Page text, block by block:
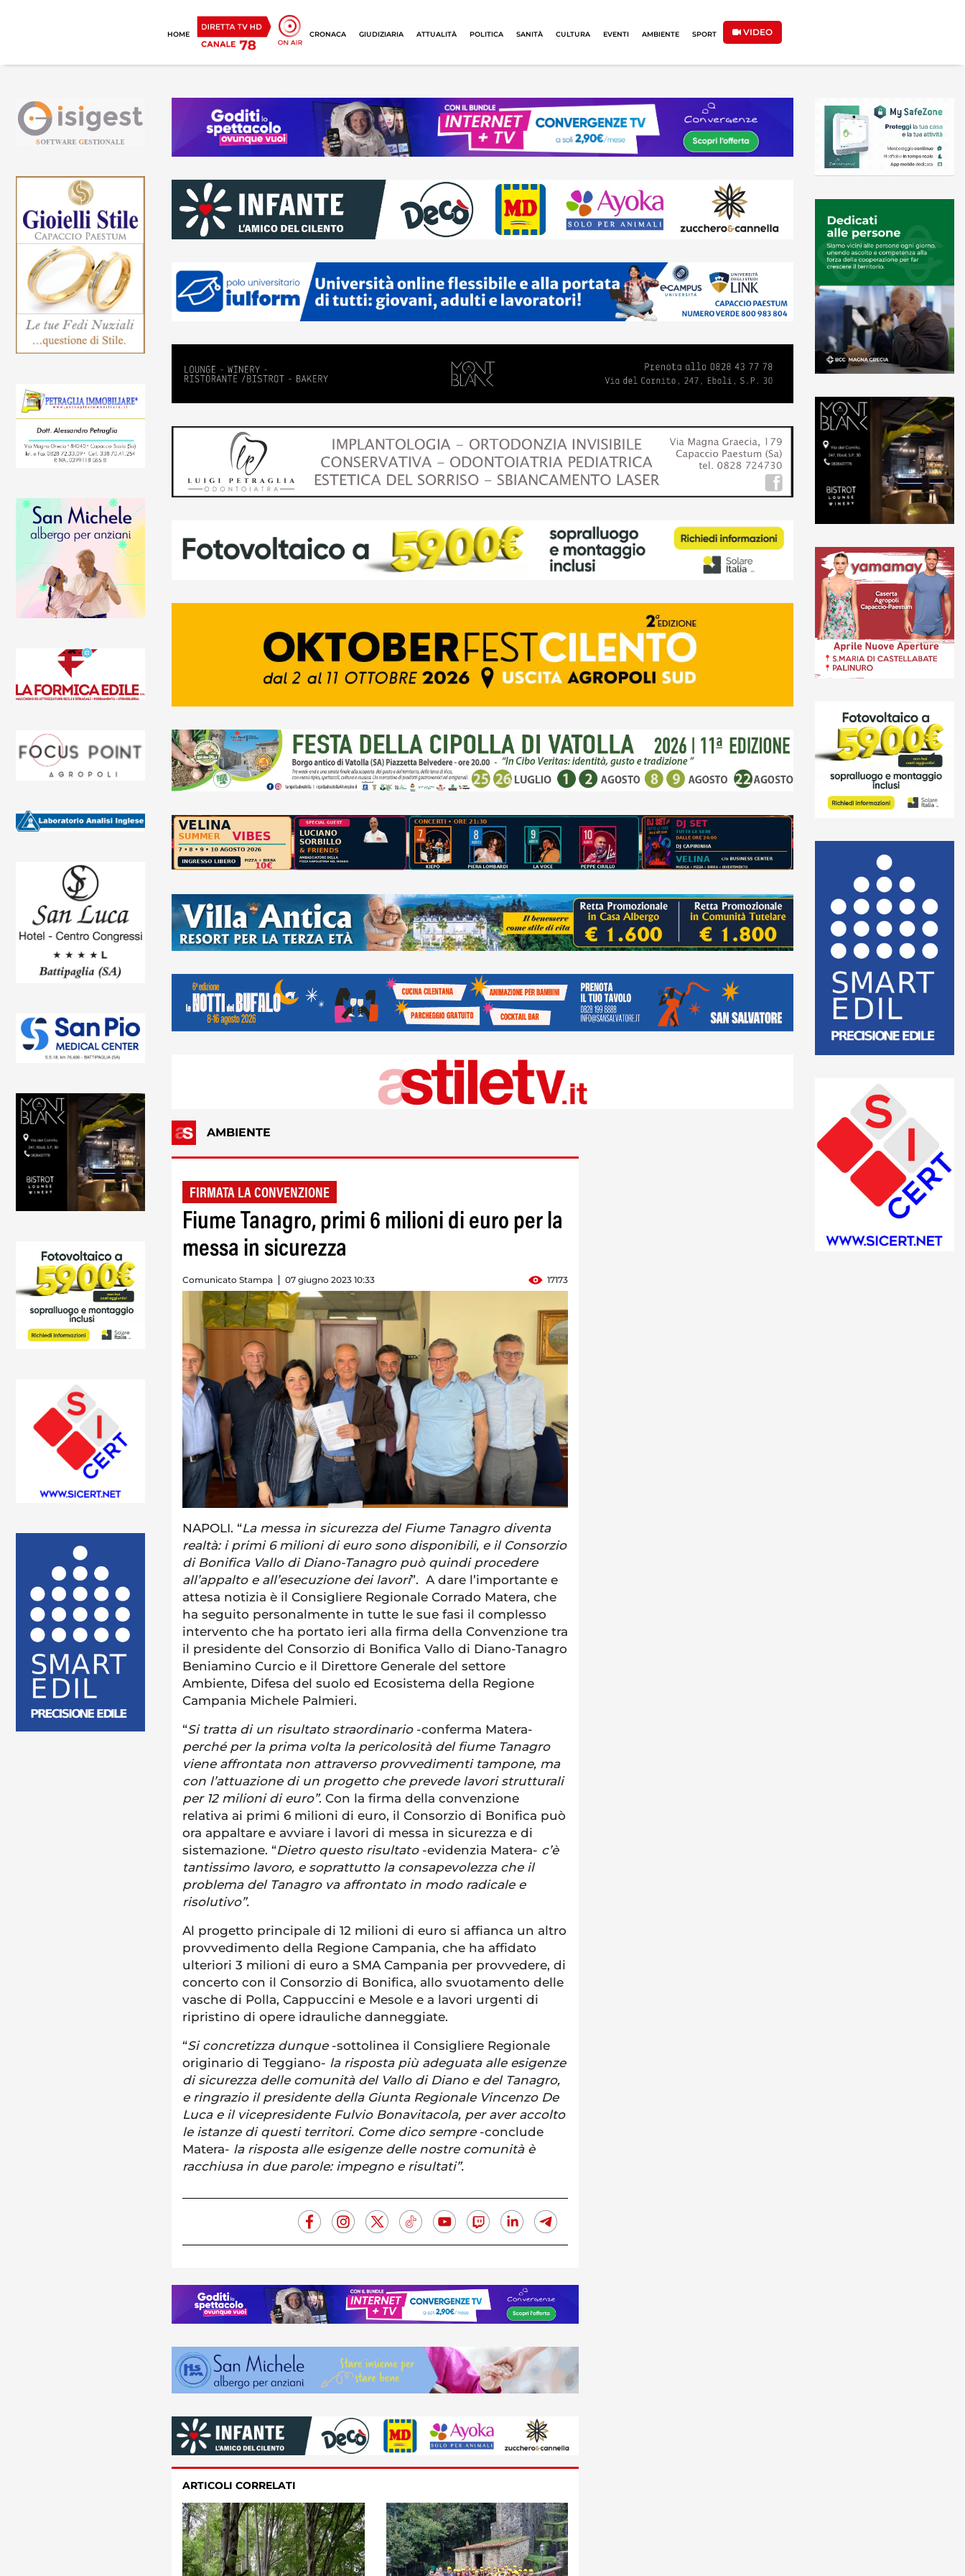
HOME CRONACA GIUDIZIARIA ATTUALITÀ POLITICA SANITÀ CULTURA EVENTI AMBIENTE SPORT VIDEO
AMBIENTE
FIRMATA LA CONVENZIONE
Fiume Tanagro, primi 6 milioni di euro per la
messa in sicurezza
Comunicato Stampa 07 giugno 2023 10:33 17173
NAPOLI. “La messa in sicurezza del Fiume Tanagro diventa
realtà: i primi 6 milioni di euro sono disponibili, e il Consorzio
di Bonifica Vallo di Diano-Tanagro può quindi procedere
all’appalto e all’esecuzione dei lavori”. A dare l’importante e
attesa notizia è il Consigliere Regionale Corrado Matera, che
ha seguito personalmente in tutte le sue fasi il complesso
intervento che ha portato ieri alla firma della Convenzione tra
il presidente del Consorzio di Bonifica Vallo di Diano-Tanagro
Beniamino Curcio e il Direttore Generale del settore
Ambiente, Difesa del suolo ed Ecosistema della Regione
Campania Michele Palmieri.
“Si tratta di un risultato straordinario -conferma Matera-
perché per la prima volta la pericolosità del fiume Tanagro
viene affrontata non attraverso provvedimenti tampone, ma
con l’attuazione di un progetto che prevede lavori strutturali
per 12 milioni di euro”. Con la firma della convenzione
relativa ai primi 6 milioni di euro, il Consorzio di Bonifica può
ora appaltare e avviare i lavori di messa in sicurezza e di
sistemazione. “Dietro questo risultato-evidenzia Matera- c’è
tantissimo lavoro, e soprattutto la consapevolezza che il
problema del Tanagro va affrontato in modo radicale e
risolutivo”.
Al progetto principale di 12 milioni di euro si affianca un altro
provvedimento della Regione Campania, che ha affidato
ulteriori 3 milioni di euro a SMA Campania per provvedere, di
concerto con il Consorzio di Bonifica, allo svuotamento delle
vasche di Polla, Cappuccini e Mesole e a lavori urgenti di
ripristino di opere idrauliche danneggiate.
“Si concretizza dunque-sottolinea il Consigliere Regionale
originario di Teggiano- la risposta più adeguata alle esigenze
di sicurezza delle comunità del Vallo di Diano e del Tanagro,
e ringrazio il presidente della Giunta Regionale Vincenzo De
Luca e il vicepresidente Fulvio Bonavitacola, per aver accolto
le istanze di questi territori. Come dico sempre-conclude
Matera- la risposta alle esigenze delle nostre comunità è
racchiusa in due parole: impegno e risultati”.
ARTICOLI CORRELATI